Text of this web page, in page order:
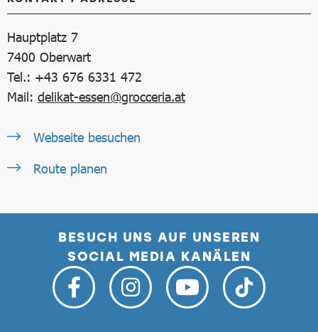
Hauptplatz 7
7400 Oberwart
Tel.: +43 676 6331 472
Mail: delikat-essen@grocceria.at
Webseite besuchen
Route planen
BESUCH UNS AUF UNSEREN
SOCIAL MEDIA KANÄLEN